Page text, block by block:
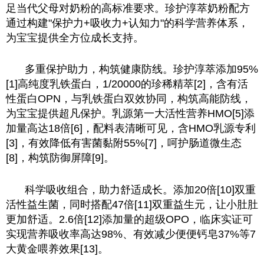
足当代父母对奶粉的高标准要求。珍护淳萃奶粉配方
通过构建"保护力+吸收力+认知力"的科学营养体系，
为宝宝提供全方位成长支持。
多重保护助力，构筑健康防线。珍护淳萃添加95%
[1]高纯度乳铁蛋白，1/20000的珍稀精萃[2]，含有活
性蛋白OPN，与乳铁蛋白双效协同，构筑高能防线，
为宝宝提供超凡保护。乳源第一大活性营养HMO[5]添
加量高达18倍[6]，配料表清晰可见，含HMO乳源专利
[3]，有效降低有害菌黏附55%[7]，呵护肠道微生态
[8]，构筑防御屏障[9]。
科学吸收组合，助力舒适成长。添加20倍[10]双重
活性益生菌，同时搭配47倍[11]双重益生元，让小肚肚
更加舒适。2.6倍[12]添加量的超级OPO，临床实证可
实现营养吸收率高达98%、有效减少便便钙皂37%等7
大黄金喂养效果[13]。